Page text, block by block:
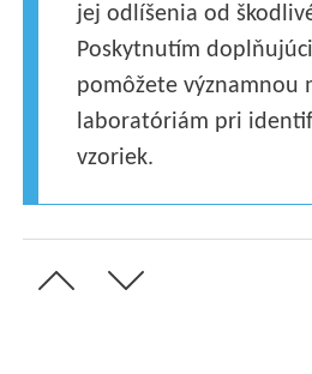
jej odlíšenia od
Poskytnutím
pomôžete významnou
laboratóriám pri
vzoriek.